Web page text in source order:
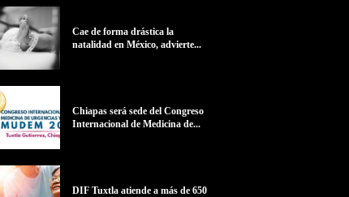
Cae de forma drástica la
natalidad en México, advierte...
Chiapas será sede del Congreso
Internacional de Medicina de...
DIF Tuxtla atiende a más de 650